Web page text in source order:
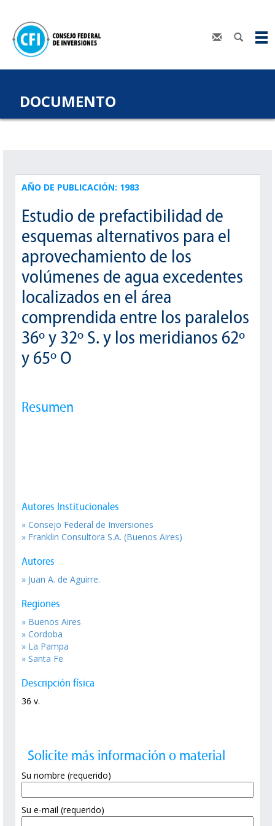
DOCUMENTO
AÑO DE PUBLICACIÓN: 1983
Estudio de prefactibilidad de
esquemas alternativos para el
aprovechamiento de los
volúmenes de agua excedentes
localizados en el área
comprendida entre los paralelos
36º y 32º S. y los meridianos 62º
y 65º O
Resumen
Autores Institucionales
» Consejo Federal de Inversiones
» Franklin Consultora S.A. (Buenos Aires)
Autores
» Juan A. de Aguirre.
Regiones
» Buenos Aires
» Cordoba
» La Pampa
» Santa Fe
Descripción física
36 v.
Solicite más información o material
Su nombre (requerido)
Su e-mail (requerido)